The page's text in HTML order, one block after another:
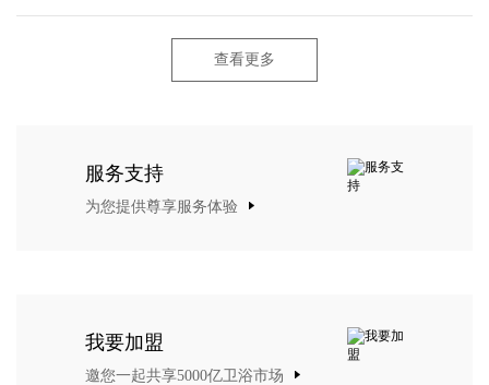
查看更多
服务支持
为您提供尊享服务体验
我要加盟
邀您一起共享5000亿卫浴市场